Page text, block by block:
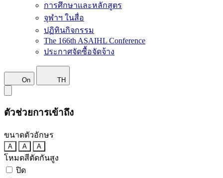
การศึกษาและหลักสูตร
จุฬาฯ ในสื่อ
ปฏิทินกิจกรรม
The 166th ASAIHL Conference
ประกาศจัดซื้อจัดจ้าง
On TH
ตัวช่วยการเข้าถึง
ขนาดตัวอักษร
A A A
โหมดสีตัดกันสูง
ปิด